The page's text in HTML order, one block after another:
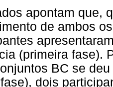
apontam que,
de ambos
(primeira fase).
BC se
dois